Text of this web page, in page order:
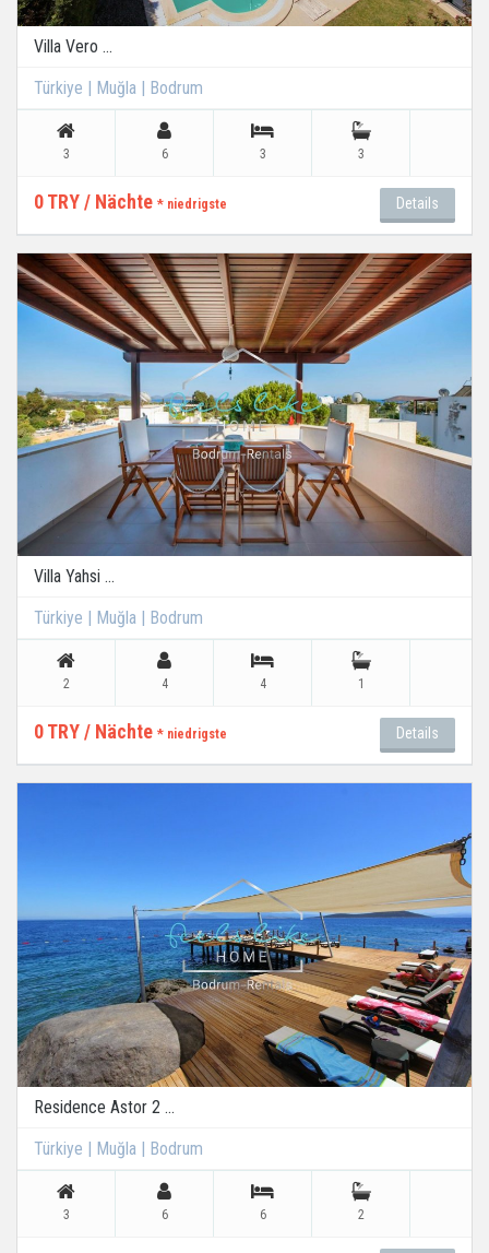
Villa Vero ...
Türkiye | Muğla | Bodrum
3 6 3 3
0 TRY / Nächte * niedrigste Details
Villa Yahsi ...
Türkiye | Muğla | Bodrum
2 4 4 1
0 TRY / Nächte * niedrigste Details
Residence Astor 2 ...
Türkiye | Muğla | Bodrum
3 6 6 2